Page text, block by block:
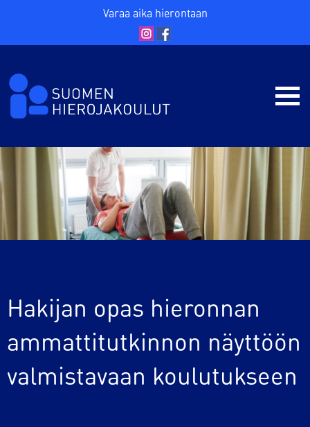
Varaa aika hierontaan
Hakijan opas hieronnan
ammattitutkinnon näyttöön
valmistavaan koulutukseen